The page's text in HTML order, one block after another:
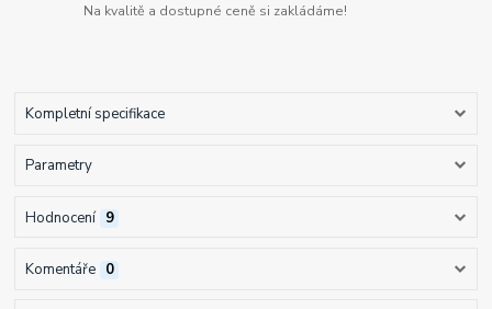
Na kvalitě a dostupné ceně si zakládáme!
Kompletní specifikace
Parametry
Hodnocení 9
Komentáře 0